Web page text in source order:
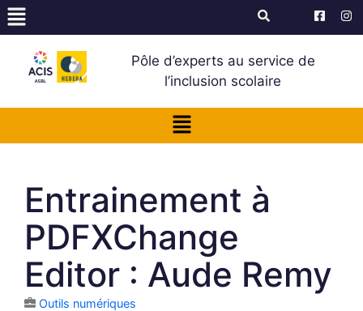
Pôle d’experts au service de
l’inclusion scolaire
Entrainement à
PDFXChange
Editor : Aude Remy
Outils numériques